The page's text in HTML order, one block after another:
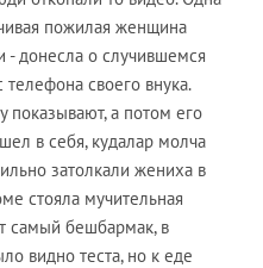
пожилая женщина
- донесла о случившемся
своего внука.
показывают, а потом его
в себя, кудалар молча
затолкали жениха в
стояла мучительная
самый бешбармак, в
видно теста, но к еде